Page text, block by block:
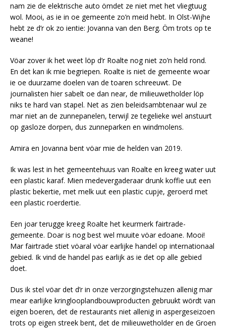
nam zie de elektrische auto ömdet ze niet met het vliegtuug
wol. Mooi, as ie in oe gemeente zo’n meid hebt. In Olst-Wijhe
hebt ze d’r ok zo ientie: Jovanna van den Berg. Öm trots op te
weane!
Vöar zover ik het weet löp d’r Roalte nog niet zo’n held rond.
En det kan ik mie begriepen. Roalte is niet de gemeente woar
ie oe duurzame doelen van de toaren schreeuwt. De
journalisten hier sabelt oe dan near, de milieuwetholder löp
niks te hard van stapel. Net as zien beleidsambtenaar wul ze
mar niet an de zunnepanelen, terwijl ze tegelieke wel anstuurt
op gasloze dorpen, dus zunneparken en windmolens.
Amira en Jovanna bent vöar mie de helden van 2019.
Ik was lest in het gemeentehuus van Roalte en kreeg water uut
een plastic karaf. Mien medevergaderaar drunk koffie uut een
plastic bekertie, met melk uut een plastic cupje, geroerd met
een plastic roerdertie.
Een joar terugge kreeg Roalte het keurmerk fairtrade-
gemeente. Doar is nog best wel muuite vöar edoane. Mooi!
Mar fairtrade stiet vöaral vöar earlijke handel op internationaal
gebied. Ik vind de handel pas earlijk as ie det op alle gebied
doet.
Dus ik stel vöar det d’r in onze verzorgingstehuzen allenig mar
mear earlijke kringlooplandbouwproducten gebruukt wördt van
eigen boeren, det de restaurants niet allenig in aspergeseizoen
trots op eigen streek bent, det de milieuwetholder en de Groen